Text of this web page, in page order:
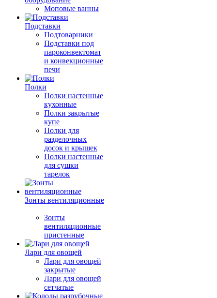
Моповые ванны
Подставки
Подтоварники
Подставки под
пароконвектомат
и конвекционные
печи
Полки
Полки настенные
кухонные
Полки закрытые
купе
Полки для
разделочных
досок и крышек
Полки настенные
для сушки
тарелок
Зонты вентиляционные
Зонты
вентиляционные
пристенные
Лари для овощей
Лари для овощей
закрытые
Лари для овощей
сетчатые